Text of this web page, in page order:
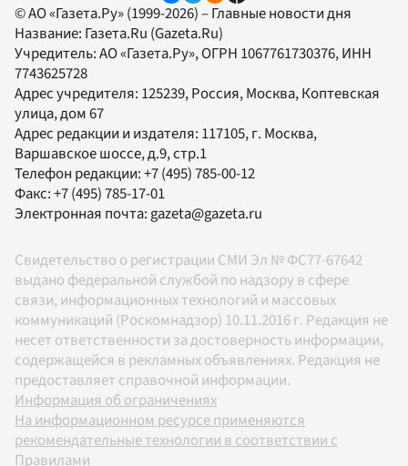
© АО «Газета.Ру» (1999-2026) – Главные новости дня
Название: Газета.Ru (Gazeta.Ru)
Учредитель:АО «Газета.Ру», ОГРН 1067761730376, ИНН
7743625728
Адрес учредителя: 125239, Россия, Москва, Коптевская
улица, дом 67
Адрес редакции и издателя: 117105, г. Москва,
Варшавское шоссе, д.9, стр.1
Телефон редакции:+7 (495) 785-00-12
Факс:+7 (495) 785-17-01
Электронная почта:gazeta@gazeta.ru
Свидетельство о регистрации СМИ Эл № ФС77-67642
выдано федеральной службой по надзору в сфере
связи, информационных технологий и массовых
коммуникаций (Роскомнадзор) 10.11.2016 г. Редакция не
несет ответственности за достоверность информации,
содержащейся в рекламных объявлениях. Редакция не
предоставляет справочной информации.
Информация об ограничениях
На информационном ресурсе применяются
рекомендательные технологии в соответствии с
Правилами